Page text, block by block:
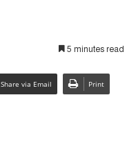
5 minutes read
Share via Email Print